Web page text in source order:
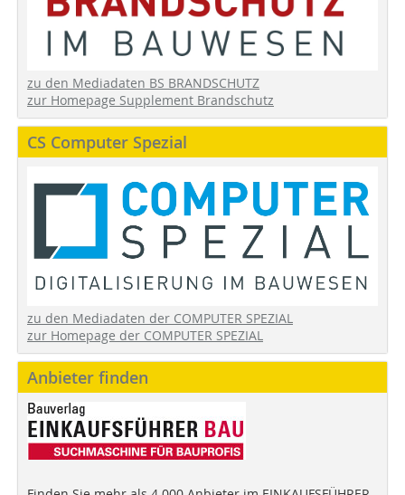
zu den Mediadaten BS BRANDSCHUTZ
zur Homepage Supplement Brandschutz
CS Computer Spezial
zu den Mediadaten der COMPUTER SPEZIAL
zur Homepage der COMPUTER SPEZIAL
Anbieter finden